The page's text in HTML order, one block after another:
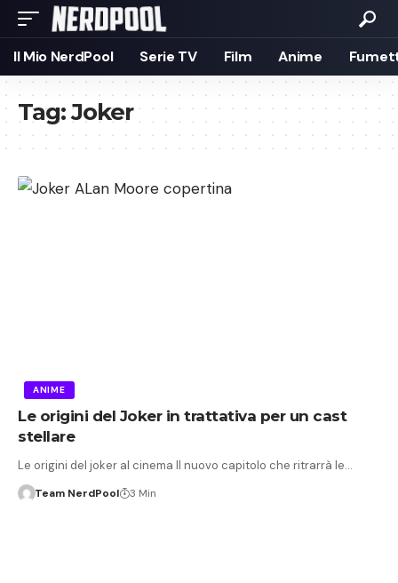
Il Mio NerdPool Serie TV Film Anime
Tag:Joker
ANIME
Le origini del Joker in trattativa per un cast
stellare
Le origini del joker al cinema Il nuovo capitolo che ritrarrà le…
Team NerdPool 3 Min